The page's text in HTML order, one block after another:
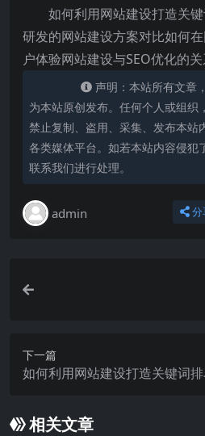
如何利用网站建设打造关
研发的网站建设方案对比如何
户体验网站建设与SEO优化的
声明：本站所有文章
为本站原创发布。任何个人或组织
禁止复制、盗用、采集、发布本站
各类媒体平台。如若本站内容侵犯
联系我们进行处理。
admin 分
下一篇
如何利用网站建设打造关键词排
相关文章